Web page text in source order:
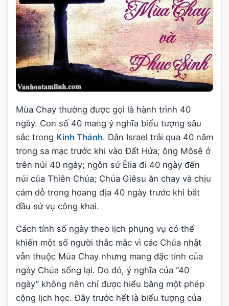
Mùa Chay thường được gọi là hành trình 40
ngày. Con số 40 mang ý nghĩa biểu tượng sâu
sắc trong Kinh Thánh. Dân Israel trải qua 40 năm
trong sa mạc trước khi vào Đất Hứa; ông Môsê ở
trên núi 40 ngày; ngôn sứ Êlia đi 40 ngày đến
núi của Thiên Chúa; Chúa Giêsu ăn chay và chịu
cám dỗ trong hoang địa 40 ngày trước khi bắt
đầu sứ vụ công khai.
Cách tính số ngày theo lịch phụng vụ có thể
khiến một số người thắc mắc vì các Chúa nhật
vẫn thuộc Mùa Chay nhưng mang đặc tính của
ngày Chúa sống lại. Do đó, ý nghĩa của “40
ngày” không nên chỉ được hiểu bằng một phép
cộng lịch học. Đây trước hết là biểu tượng của